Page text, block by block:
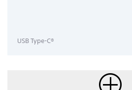
USB Type-C®